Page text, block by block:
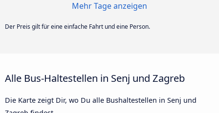
Mehr Tage anzeigen
Der Preis gilt für eine einfache Fahrt und eine Person.
Alle Bus-Haltestellen in Senj und Zagreb
Die Karte zeigt Dir, wo Du alle Bushaltestellen in Senj und